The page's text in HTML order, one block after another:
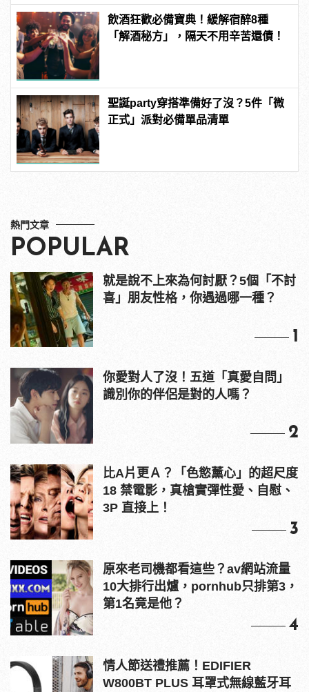
飲酒狂歡必備寶典！緩解宿醉8種
「解酒秘方」，隔天不用辛苦還債！
聖誕party穿搭準備好了沒？5件「微
正式」派對必備單品清單
熱門文章
POPULAR
就是說不上來為何討厭？5個「不討
喜」朋友性格，你遇過哪一種？
1
你愛對人了沒！五道「真愛自問」
識別你的伴侶是對的人嗎？
2
比A片更Ａ？「色慾薰心」的超尺度
18 禁電影，真槍實彈性愛、自慰、
3P 直接上！
3
原來老司機都看這些？av網站流量
10大排行出爐，pornhub只排第3，
第1名竟是他？
4
情人節送禮推薦！EDIFIER
W800BT PLUS 耳罩式無線藍牙耳